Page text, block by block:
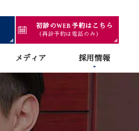
初診のWEB予約はこちら
（再診予約は電話のみ）
メディア 採用情報